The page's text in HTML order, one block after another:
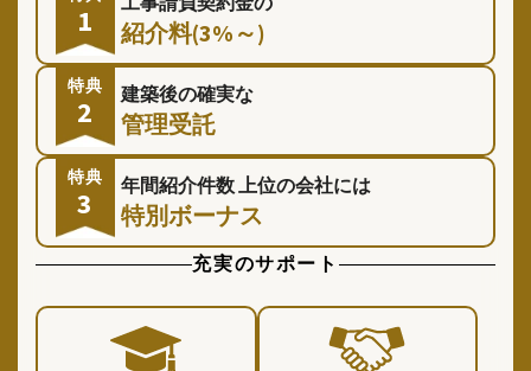
1 紹介料(3%～)
特典
2 建築後の確実な
管理受託
特典
3 年間紹介件数上位の会社には
特別ボーナス
充実のサポート